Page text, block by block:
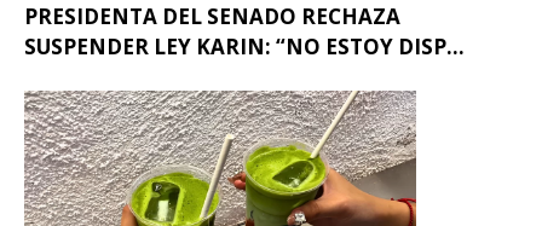
PRESIDENTA DEL SENADO RECHAZA
SUSPENDER LEY KARIN: “NO ESTOY DISP...